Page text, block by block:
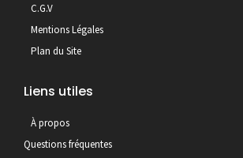
C.G.V
Mentions Légales
Plan du Site
Liens utiles
À propos
Questions fréquentes